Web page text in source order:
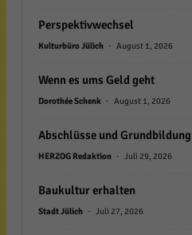
Perspektivwechsel
Kulturbüro Jülich - August 1, 2026
Wenn es ums Geld geht
Dorothée Schenk - August 1, 2026
Abschlüsse und Grundbildung
HERZOG Redaktion - Juli 29, 2026
Baukultur erhalten
Stadt Jülich - Juli 27, 2026
Einige von ihnen
zu
unserer
Ihre
anzeigen